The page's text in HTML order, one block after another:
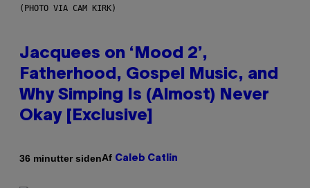
(PHOTO VIA CAM KIRK)
Jacquees on ‘Mood 2’,
Fatherhood, Gospel Music, and
Why Simping Is (Almost) Never
Okay [Exclusive]
36 minutter sidenAf Caleb Catlin